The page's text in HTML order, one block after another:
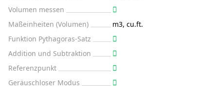
Volumen messen
Maßeinheiten (Volumen)
m3, cu.ft.
Funktion Pythagoras-Satz
Addition und Subtraktion
Referenzpunkt
Geräuschloser Modus